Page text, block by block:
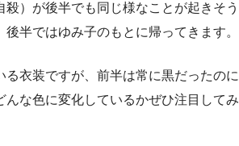
殺）が後半でも同じ様なことが起きそう
半ではゆみ子のもとに帰ってきます。
る衣装ですが、前半は常に黒だったのに
んな色に変化しているかぜひ注目してみ